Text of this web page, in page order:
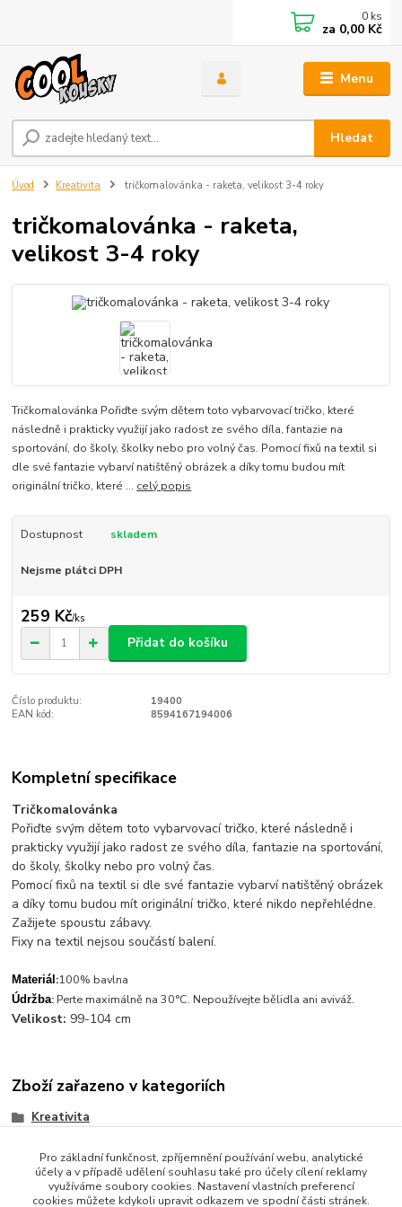
Menu
Hledat
0 ks
za 0,00 Kč
Úvod Kreativita tričkomalovánka - raketa, velikost 3-4 roky
tričkomalovánka - raketa,
velikost 3-4 roky
Tričkomalovánka Pořiďte svým dětem toto vybarvovací tričko, které
následně i prakticky využijí jako radost ze svého díla, fantazie na
sportování, do školy, školky nebo pro volný čas. Pomocí fixů na textil si
dle své fantazie vybarví natištěný obrázek a díky tomu budou mít
originální tričko, které ... celý popis
Dostupnost skladem
Nejsme plátci DPH
259 Kč/ks
Přidat do košíku
Číslo produktu:
19400
EAN kód:
8594167194006
Kompletní specifikace
Tričkomalovánka
Pořiďte svým dětem toto vybarvovací tričko, které následně i
prakticky využijí jako radost ze svého díla, fantazie na sportování,
do školy, školky nebo pro volný čas.
Pomocí fixů na textil si dle své fantazie vybarví natištěný obrázek
a díky tomu budou mít originální tričko, které nikdo nepřehlédne.
Zažijete spoustu zábavy.
Fixy na textil nejsou součástí balení.
Materiál :100% bavlna
Údržba: Perte maximálně na 30°C. Nepoužívejte bělidla ani aviváž.
Velikost: 99-104 cm
Zboží zařazeno v kategoriích
Kreativita
Pro základní funkčnost, zpříjemnění používání webu, analytické
účely a v případě udělení souhlasu také pro účely cílení reklamy
využíváme soubory cookies. Nastavení vlastních preferencí
cookies můžete kdykoli upravit odkazem ve spodní části stránek.